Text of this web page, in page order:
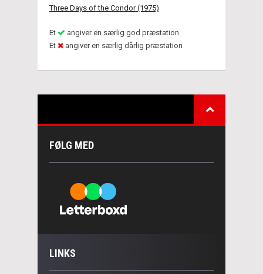
Three Days of the Condor (1975)
Et
angiver en særlig god præstation
Et
angiver en særlig dårlig præstation
FØLG MED
LINKS